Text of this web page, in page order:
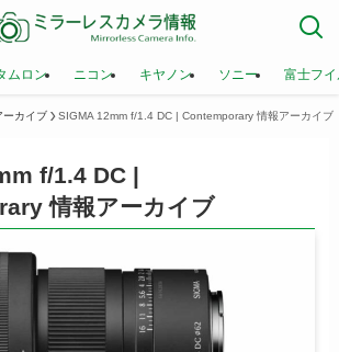
ムロン ニコン キヤノン ソニー 富士フ
ーカイブ SIGMA 12mm f/1.4 DC | Contemporary 情報アーカイブ
f/1.4 DC |
情報アーカイブ